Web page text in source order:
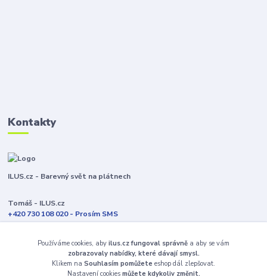
Kontakty
ILUS.cz - Barevný svět na plátnech
Tomáš - ILUS.cz
+420 730 108 020 - Prosím SMS
Jsme většinu času ve výrobě
info@ilus.cz
Používáme cookies, aby ilus.cz fungoval správně a aby se vám
zobrazovaly nabídky, které dávají smysl.
Klikem na Souhlasím pomůžete eshop dál zlepšovat.
Nastavení cookies můžete kdykoliv změnit.